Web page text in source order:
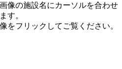
像の施設名にカーソルを合わせ
す。
をフリックしてご覧ください。